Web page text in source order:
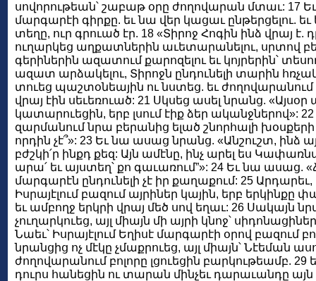
սովորութեան՝ շաբաթ օրը ժողովարան մտաւ: 17
մարգարէի գիրքը. եւ նա վեր կացաւ ընթերցելու.
տեղը, ուր գրուած էր. 18 «Տիրոջ Հոգին ինձ վրայ
ուղարկեց աղքատներին աւետարանելու, սրտով
գերիներին ազատում քարոզելու եւ կոյրերին՝
ազատ արձակելու, Տիրոջն ընդունելի տարին
տուեց պաշտօնեային ու նստեց. եւ ժողովարանում
վրայ էին սեւեռուած: 21 Սկսեց ասել նրանց. «Այսօր
կատարուեցին, երբ լսում էիք ձեր ականջներով»: 22
զարմանում նրա բերանից ելած շնորհալի
որդին չէ՞»: 23 Եւ նա ասաց նրանց. «Անշուշտ, ինձ
բժշկի՛ր ինքդ քեզ: Այն ամէնը, ինչ արել ես
արա՛ եւ այստեղ՝ քո գաւառում”»: 24 Եւ նա ասաց.
մարգարէն ընդունելի չէ իր քաղաքում: 25
Իսրայէլում բազում այրիներ կային, երբ երկինքը
եւ ամբողջ երկրի վրայ մեծ սով եղաւ: 26 Սակայն
չուղարկուեց, այլ միայն մի այրի կնոջ՝
Նաեւ՝ Իսրայէլում Եղիսէ մարգարէի օրով բազում
նրանցից ոչ մէկը չմաքրուեց, այլ միայն՝ Նէեման
ժողովարանում բոլորը լցուեցին բարկութեամբ.
դուրս հանեցին ու տարան մինչեւ դարաւանդը այն